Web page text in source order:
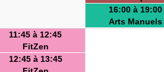
16:00 à 19:00
Arts Manuels
11:45 à 12:45
FitZen
12:45 à 13:45